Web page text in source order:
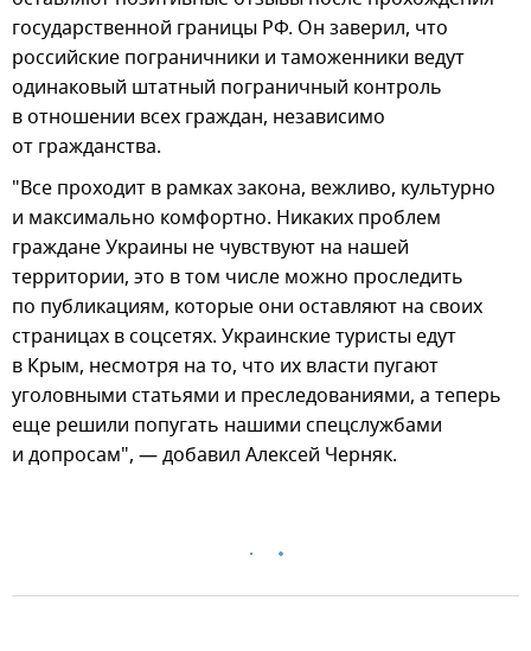
государственной границы РФ. Он заверил, что
российские пограничники и таможенники ведут
одинаковый штатный пограничный контроль
в отношении всех граждан, независимо
от гражданства.
"Все проходит в рамках закона, вежливо, культурно
и максимально комфортно. Никаких проблем
граждане Украины не чувствуют на нашей
территории, это в том числе можно проследить
по публикациям, которые они оставляют на своих
страницах в соцсетях. Украинские туристы едут
в Крым, несмотря на то, что их власти пугают
уголовными статьями и преследованиями, а теперь
еще решили попугать нашими спецслужбами
и допросам", — добавил Алексей Черняк.